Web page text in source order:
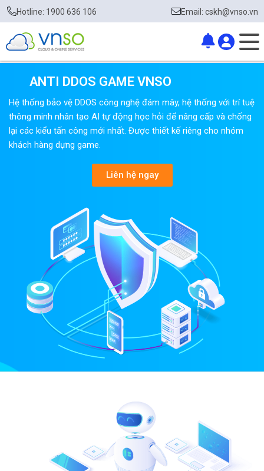
Hotline: 1900 636 106 Email: cskh@vnso.vn
ANTI DDOS GAME VNSO
Hệ thống bảo vệ DDOS công nghệ đám mây, hệ thống với trí tuệ
thông minh nhân tạo AI tự động học hỏi để nâng cấp và chống
lại các kiểu tấn công mới nhất. Được thiết kế riêng cho nhóm
khách hàng dựng game.
Liên hệ ngay